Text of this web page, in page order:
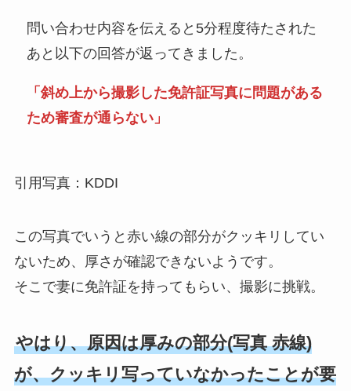
問い合わせ内容を伝えると5分程度待たされた
あと以下の回答が返ってきました。
「斜め上から撮影した免許証写真に問題がある
ため審査が通らない」
引用写真：KDDI
この写真でいうと赤い線の部分がクッキリしてい
ないため、厚さが確認できないようです。
そこで妻に免許証を持ってもらい、撮影に挑戦。
やはり、原因は厚みの部分(写真 赤線)
が、クッキリ写っていなかったことが要